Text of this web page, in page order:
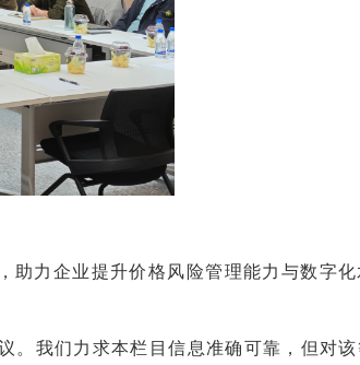
力企业提升价格风险管理能力与数字化
。我们力求本栏目信息准确可靠，但对该